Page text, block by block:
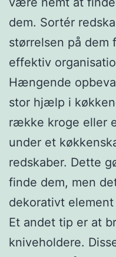
dem. Sortér
størrelsen på dem
effektiv
Hængende
stor hjælp i
række kroge eller
under et
redskaber. Dette
finde dem, men
dekorativt
Et andet tip er at
kniveholdere.